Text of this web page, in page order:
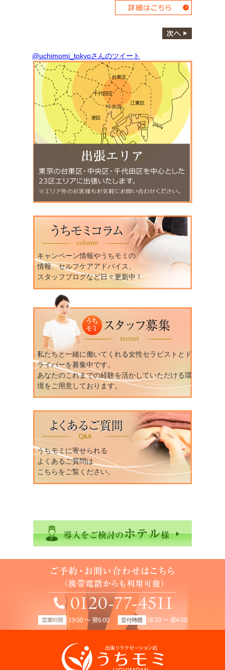
@uchimomi_tokyoさんのツイート
キャンペーン情報やうちモミの
情報、セルフケアアドバイス、
スタッフブログなど日々更新中！
私たちと一緒に働いてくれる女性セラピストとド
ライバーを募集中です。
あなたのこれまでの経験を活かしていただける環
境をご用意しております。
うちモミに寄せられる
よくあるご質問は
こちらをご覧ください。